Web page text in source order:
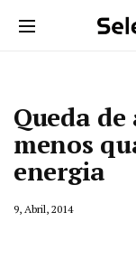
Queda
menos
energia
9, Abril, 2014